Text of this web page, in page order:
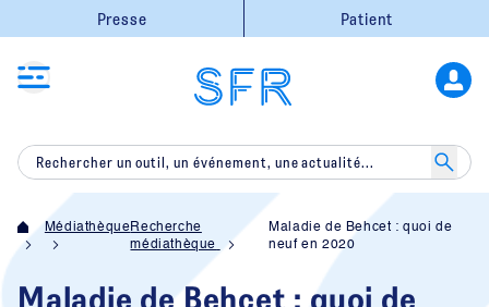
Presse Patient
MédiathèqueRecherche
médiathèque
Maladie de Behcet : quoi de
neuf en 2020
Maladie de Behcet : quoi de